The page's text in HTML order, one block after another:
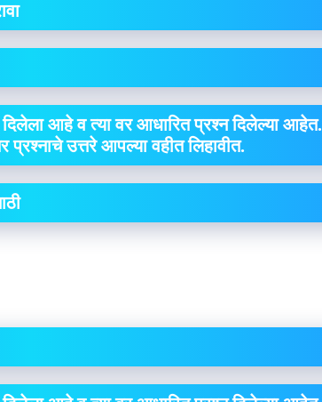
दिलेला आहे व त्या वर आधारित प्रश्न दिलेल्या आहेत.
प्रश्नाचे उत्तरे आपल्या वहीत लिहावीत.